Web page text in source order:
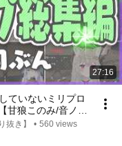
27:16
ていないミリプロ
甘狼このみ/音ノ瀬
/虹深°ぬふ/ミリプ
抜き】 • 560 views